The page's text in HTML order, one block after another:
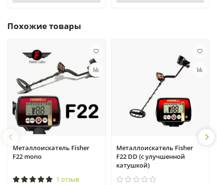
Похожие товары
Металлоискатель Fisher
F22 mono
1 отзыв
Металлоискатель Fisher
F22 DD (с улучшенной
катушкой)